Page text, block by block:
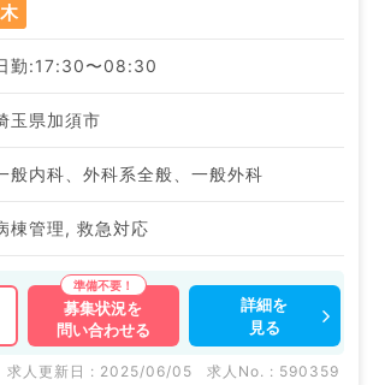
木
勤:17:30〜08:30
玉県加須市
般内科、外科系全般、一般外科
棟管理, 救急対応
募集状況を
問い合わせる
詳細を
見る
求人更新日 : 2025/06/05 求人No. : 590359